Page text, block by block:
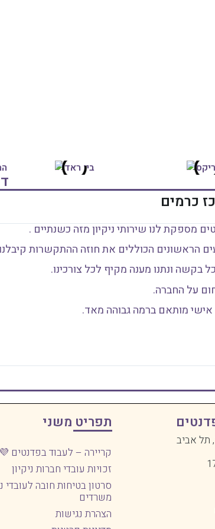
כרמים
מספקת לנו שירותי ניקיון מזה כשנתיים .
הראשונים הכוללים את חוזה ההתקשרות
בקשה ונתנו מענה מקיף לכל צורכינו.
על החברה.
אישי מותאם ברמה גבוהה מאד.
תפריט משני
קריירה – לעבוד בפדנטים 💜
זכויות עובדי חברות ניקיון
סרטון בטיחות חובה לעובדי
משרדים
הצהרת נגישות